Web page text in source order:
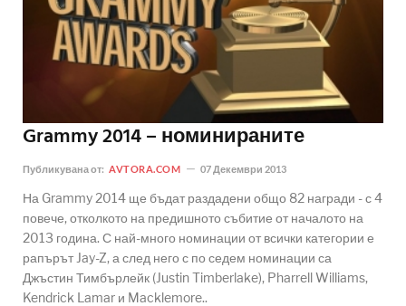
Grammy 2014 – номинираните
Публикувана от: AVTORA.COM 07 Декември 2013
На Grammy 2014 ще бъдат раздадени общо 82 награди - с 4
повече, отколкото на предишното събитие от началото на
2013 година. С най-много номинации от всички категории е
рапърът Jay-Z, а след него с по седем номинации са
Джъстин Тимбърлейк (Justin Timberlake), Pharrell Williams,
Kendrick Lamar и Macklemore..